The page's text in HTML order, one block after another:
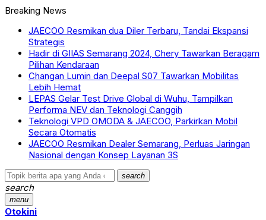
Breaking News
JAECOO Resmikan dua Diler Terbaru, Tandai Ekspansi
Strategis
Hadir di GIIAS Semarang 2024, Chery Tawarkan Beragam
Pilihan Kendaraan
Changan Lumin dan Deepal S07 Tawarkan Mobilitas
Lebih Hemat
LEPAS Gelar Test Drive Global di Wuhu, Tampilkan
Performa NEV dan Teknologi Canggih
Teknologi VPD OMODA & JAECOO, Parkirkan Mobil
Secara Otomatis
JAECOO Resmikan Dealer Semarang, Perluas Jaringan
Nasional dengan Konsep Layanan 3S
search
search
menu
Otokini